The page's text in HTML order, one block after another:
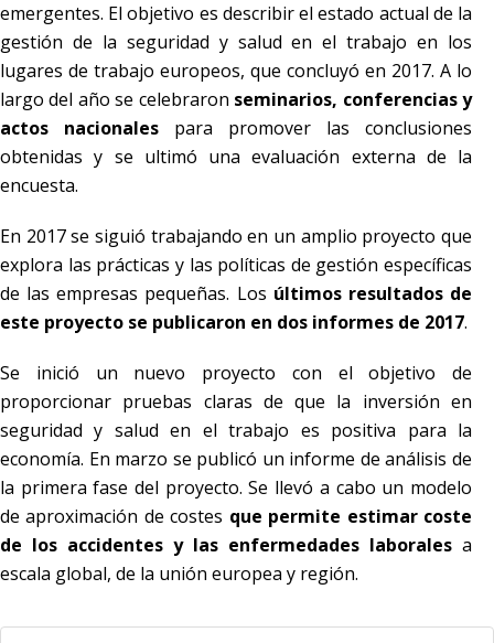
emergentes. El objetivo es describir el estado actual de la
gestión de la seguridad y salud en el trabajo en los
lugares de trabajo europeos, que concluyó en 2017. A lo
largo del año se celebraron seminarios, conferencias y
actos nacionales para promover las conclusiones
obtenidas y se ultimó una evaluación externa de la
encuesta.
En 2017 se siguió trabajando en un amplio proyecto que
explora las prácticas y las políticas de gestión específicas
de las empresas pequeñas. Los últimos resultados de
este proyecto se publicaron en dos informes de 2017.
Se inició un nuevo proyecto con el objetivo de
proporcionar pruebas claras de que la inversión en
seguridad y salud en el trabajo es positiva para la
economía. En marzo se publicó un informe de análisis de
la primera fase del proyecto. Se llevó a cabo un modelo
de aproximación de costes que permite estimar coste
de los accidentes y las enfermedades laborales a
escala global, de la unión europea y región.